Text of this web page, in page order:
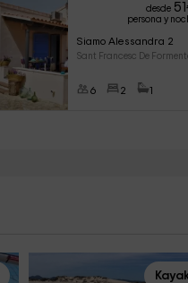
desde 51
persona y
Siamo Alessandra 2
Sant Francesc De
6 2 1